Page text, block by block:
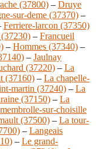
(37800) – Druye
sur-deme (37370) –
Ferriere-larcon (37350)
– Francueil
– Hommes (37340) –
– Jaulnay
(37220) – La
(37160) – La chapelle-
martin (37240) – La
(37150) – La
sur-choisille
(37500) – La tour-
– Langeais
– Le grand-